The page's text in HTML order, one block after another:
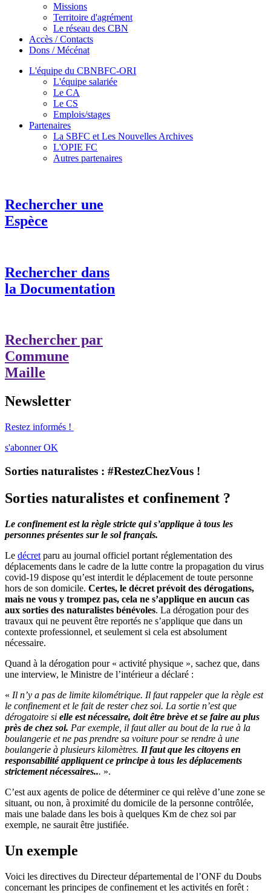
Missions
Territoire d'agrément
Le réseau des CBN
Accès / Contacts
Dons / Mécénat
L'équipe du CBNBFC-ORI
L'équipe salariée
Le CA
Le CS
Emplois/stages
Partenaires
La SBFC et Les Nouvelles Archives
L'OPIE FC
Autres partenaires
Rechercher une
Espèce
Rechercher dans
la Documentation
Rechercher par
Commune
Maille
Newsletter
Restez informés !
s'abonner OK
Sorties naturalistes : #RestezChezVous !
Sorties naturalistes et confinement ?
Le confinement est la règle stricte qui s’applique à tous les
personnes présentes sur le sol français.
Le décret paru au journal officiel portant réglementation des
déplacements dans le cadre de la lutte contre la propagation du virus
covid-19 dispose qu’est interdit le déplacement de toute personne
hors de son domicile. Certes, le décret prévoit des dérogations,
mais ne vous y trompez pas, cela ne s’applique en aucun cas
aux sorties des naturalistes bénévoles. La dérogation pour des
travaux qui ne peuvent être reportés ne s’applique que dans un
contexte professionnel, et seulement si cela est absolument
nécessaire.
Quand à la dérogation pour « activité physique », sachez que, dans
une interview, le Ministre de l’intérieur a déclaré :
« Il n’y a pas de limite kilométrique. Il faut rappeler que la règle est
le confinement et le fait de rester chez soi. La sortie n’est que
dérogatoire si elle est nécessaire, doit être brève et se faire au plus
près de chez soi. Par exemple, il faut aller au bout de la rue à la
boulangerie et ne pas prendre sa voiture pour se rendre à une
boulangerie à plusieurs kilomètres. Il faut que les citoyens en
responsabilité appliquent ce principe à tous les déplacements
strictement nécessaires... ».
C’est aux agents de police de déterminer ce qui relève d’une zone se
situant, ou non, à proximité du domicile de la personne contrôlée,
mais une balade dans les bois à quelques Km de chez soi par
exemple, ne saurait être justifiée.
Un exemple
Voici les directives du Directeur départemental de l’ONF du Doubs
concernant les principes de confinement et les activités en forêt :